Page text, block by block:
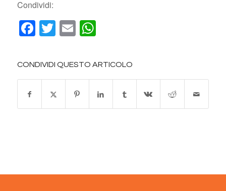
Condividi:
Facebook
Twitter
EmailWhatsApp
CONDIVIDI QUESTO ARTICOLO